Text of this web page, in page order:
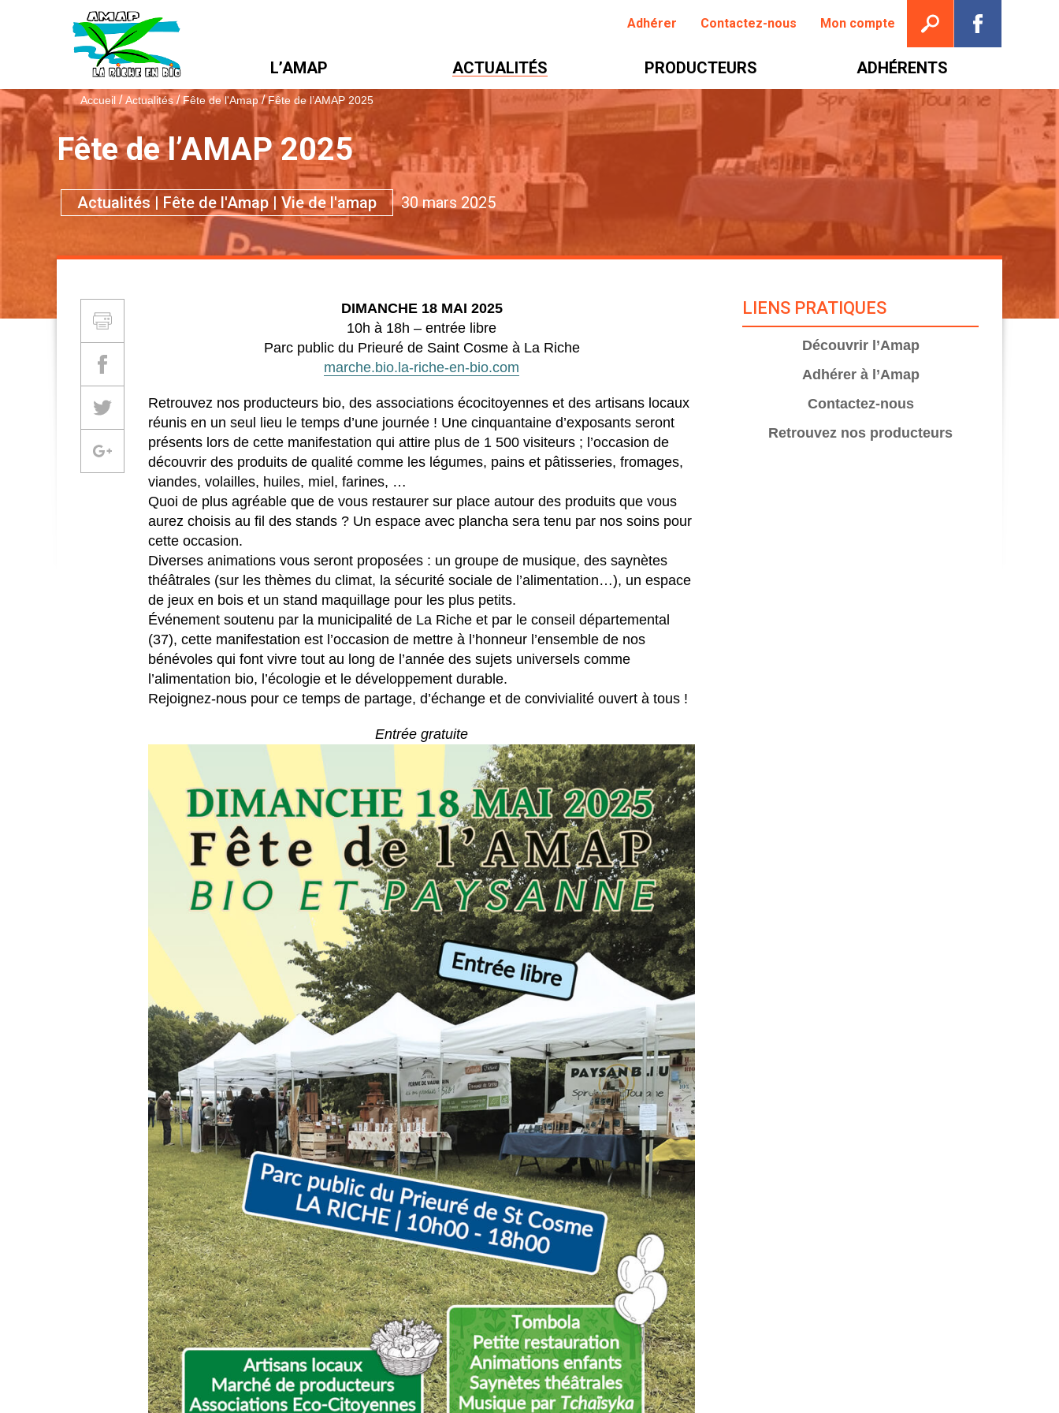
Adhérer Contactez-nous Mon compte
L’AMAP ACTUALITÉS PRODUCTEURS ADHÉRENTS
Ouvrir la recherche
Accueil /Actualités / Fête de l'Amap/Fête de l’AMAP 2025
Fête de l’AMAP 2025
Themes :
Actualités | Fête de l'Amap| Vie de l'amap 30 mars 2025
DIMANCHE 18 MAI 2025
10h à 18h – entrée libre
Parc public du Prieuré de Saint Cosme à La Riche
marche.bio.la-riche-en-bio.com
Retrouvez nos producteurs bio, des associations écocitoyennes et des artisans locaux
réunis en un seul lieu le temps d’une journée ! Une cinquantaine d’exposants seront
présents lors de cette manifestation qui attire plus de 1 500 visiteurs ; l’occasion de
découvrir des produits de qualité comme les légumes, pains et pâtisseries, fromages,
viandes, volailles, huiles, miel, farines, …
Quoi de plus agréable que de vous restaurer sur place autour des produits que vous
aurez choisis au fil des stands ? Un espace avec plancha sera tenu par nos soins pour
cette occasion.
Diverses animations vous seront proposées : un groupe de musique, des saynètes
théâtrales (sur les thèmes du climat, la sécurité sociale de l’alimentation…), un espace
de jeux en bois et un stand maquillage pour les plus petits.
Événement soutenu par la municipalité de La Riche et par le conseil départemental
(37), cette manifestation est l’occasion de mettre à l’honneur l’ensemble de nos
bénévoles qui font vivre tout au long de l’année des sujets universels comme
l’alimentation bio, l’écologie et le développement durable.
Rejoignez-nous pour ce temps de partage, d’échange et de convivialité ouvert à tous !
Entrée gratuite
Imprimer
Partager sur Facebook
Partager sur Twitter
Partager sur Google +
LIENS PRATIQUES
Découvrir l’Amap
Adhérer à l’Amap
Contactez-nous
Retrouvez nos producteurs